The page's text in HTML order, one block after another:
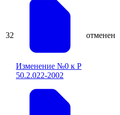
32
Изменение №0 к Р
50.2.022-2002
отменен